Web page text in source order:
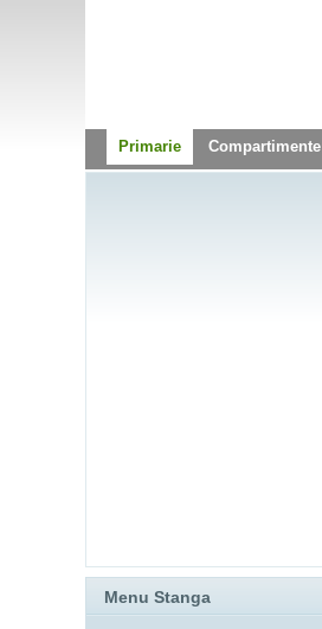
Primarie Compartimente
Menu Stanga